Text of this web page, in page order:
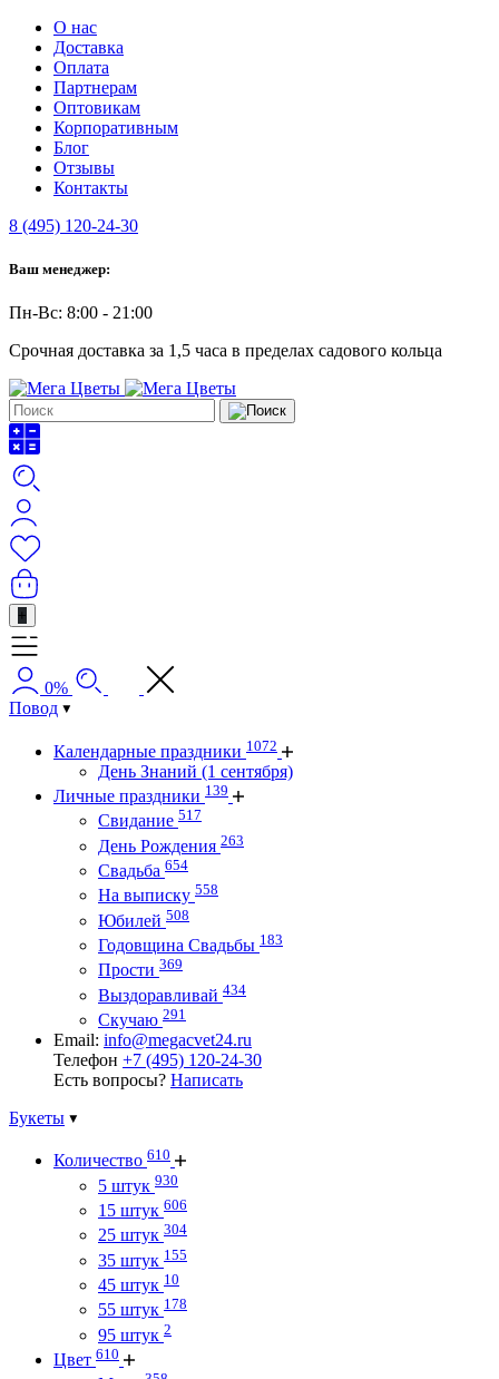
О нас
Доставка
Оплата
Партнерам
Оптовикам
Корпоративным
Блог
Отзывы
Контакты
8 (495) 120-24-30
Ваш менеджер:
Пн-Вс: 8:00 - 21:00
Срочная доставка за 1,5 часа в пределах садового кольца
+
0%
Повод
Календарные праздники 1072
День Знаний (1 сентября)
Личные праздники 139
Свидание 517
День Рождения 263
Свадьба 654
На выписку 558
Юбилей 508
Годовщина Свадьбы 183
Прости 369
Выздоравливай 434
Скучаю 291
Email: info@megacvet24.ru
Телефон +7 (495) 120-24-30
Есть вопросы? Написать
Букеты
Количество 610
5 штук 930
15 штук 606
25 штук 304
35 штук 155
45 штук 10
55 штук 178
95 штук 2
Цвет 610